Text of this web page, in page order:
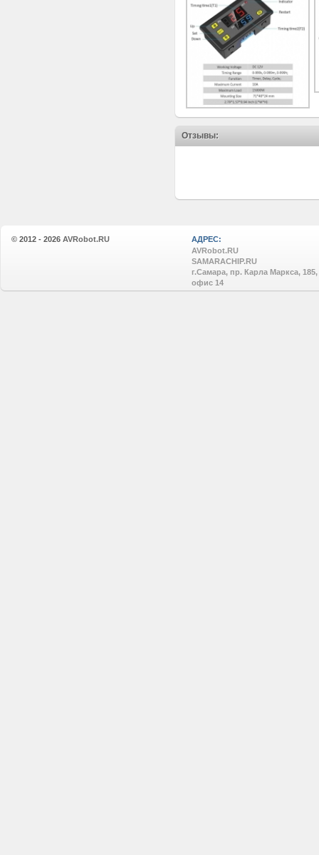
Отзывы:
© 2012 - 2026 AVRobot.RU
АДРЕС:
AVRobot.RU
SAMARACHIP.RU
г.Самара, пр. Карла Маркса, 185,
офис 14